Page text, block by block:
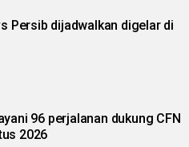
Persib dijadwalkan digelar di
96 perjalanan dukung CFN
2026